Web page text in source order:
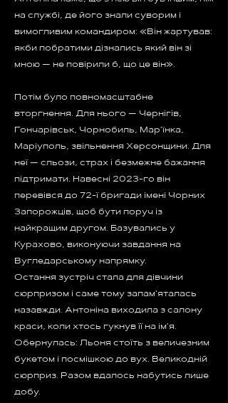
на службі, де його знали суворим і
вимогливим командиром: «Він жартував:
якби побратими дізнались який він зі
мною — не повірили б, що це він».
Потім було повномасштабне
вторгнення. Для нього — Чернігів,
Гончарівськ, Чорнобиль, Мар'їнка,
Маріуполь, звільнення Херсонщини. Для
неї — сльози, страх і безмежне бажання
підтримати. Навесні 2023-го він
перевівся до 72-ї бригади імені Чорних
Запорожців, щоб бути поруч із
найкращим другом. Базувались у
Курахово, виконуючи завдання на
Вугледарському напрямку.
Остання зустріч стала для дівчини
сюрпризом і саме тому запам'яталась
назавжди. Антоніна виходила з салону
краси, коли хтось гукнув її на ім'я.
Обернулась: Льоня стоїть з величезним
букетом і посмішкою до вух. Великодній
сюрприз. Разом вдалось набутись лише
добу.